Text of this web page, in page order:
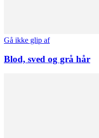
Gå ikke glip af
Blod, sved og grå hår